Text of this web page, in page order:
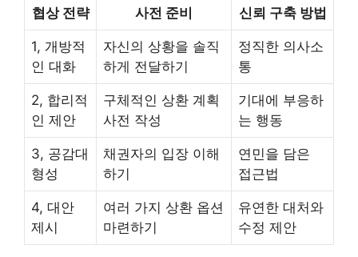
협상 전략
사전 준비 신뢰 구축 방법
1, 개방적
인 대화
자신의 상황을 솔직
하게 전달하기
정직한 의사소
통
2, 합리적
인 제안
구체적인 상환 계획
사전 작성
기대에 부응하
는 행동
3, 공감대
형성
채권자의 입장 이해
하기
연민을 담은
접근법
4, 대안
제시
여러 가지 상환 옵션
마련하기
유연한 대처와
수정 제안